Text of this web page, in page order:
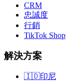
CRM
忠誠度
行銷
TikTok Shop
解決方案
🇮🇩印尼